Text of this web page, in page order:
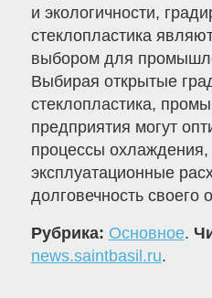
и экологичности,
стеклопластика
выбором для
Выбирая открытые
стеклопластика,
предприятия могут
процессы охлаждения,
эксплуатационные
долговечность своего
Рубрика: Основное.
news.saintbasil.ru.